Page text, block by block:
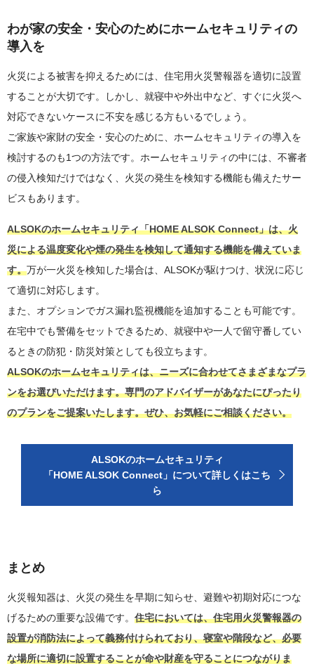
わが家の安全・安心のためにホームセキュリティの
導入を
火災による被害を抑えるためには、住宅用火災警報器を適切に設置
することが大切です。しかし、就寝中や外出中など、すぐに火災へ
対応できないケースに不安を感じる方もいるでしょう。
ご家族や家財の安全・安心のために、ホームセキュリティの導入を
検討するのも1つの方法です。ホームセキュリティの中には、不審者
の侵入検知だけではなく、火災の発生を検知する機能も備えたサー
ビスもあります。
ALSOKのホームセキュリティ「HOME ALSOK Connect」は、火
災による温度変化や煙の発生を検知して通知する機能を備えていま
す。万が一火災を検知した場合は、ALSOKが駆けつけ、状況に応じ
て適切に対応します。
また、オプションでガス漏れ監視機能を追加することも可能です。
在宅中でも警備をセットできるため、就寝中や一人で留守番してい
るときの防犯・防災対策としても役立ちます。
ALSOKのホームセキュリティは、ニーズに合わせてさまざまなプラ
ンをお選びいただけます。専門のアドバイザーがあなたにぴったり
のプランをご提案いたします。ぜひ、お気軽にご相談ください。
ALSOKのホームセキュリティ
「HOME ALSOK Connect」について詳しくはこち
ら
まとめ
火災報知器は、火災の発生を早期に知らせ、避難や初期対応につな
げるための重要な設備です。 住宅においては、住宅用火災警報器の
設置が消防法によって義務付けられており、寝室や階段など、必要
な場所に適切に設置することが命や財産を守ることにつながりま